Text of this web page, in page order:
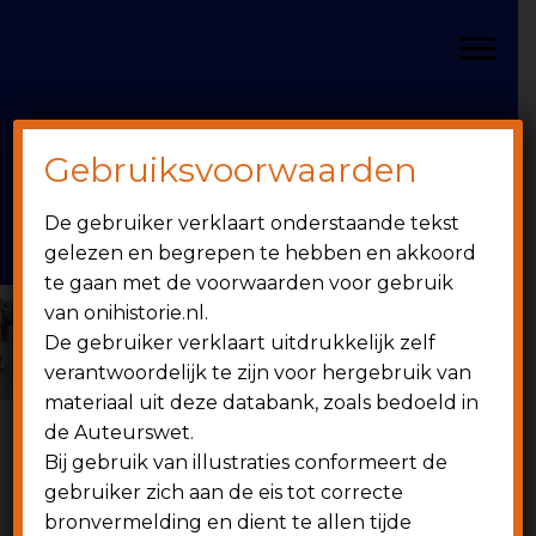
inhoud
sidebar
Rechts
onihistorie.nl
1949 - heden
6 juni 1951
Gebruiksvoorwaarden
De gebruiker verklaart onderstaande tekst
gelezen en begrepen te hebben en akkoord
te gaan met de voorwaarden voor gebruik
van onihistorie.nl.
De gebruiker verklaart uitdrukkelijk zelf
verantwoordelijk te zijn voor hergebruik van
materiaal uit deze databank, zoals bedoeld in
de Auteurswet.
Bij gebruik van illustraties conformeert de
gebruiker zich aan de eis tot correcte
bronvermelding en dient te allen tijde